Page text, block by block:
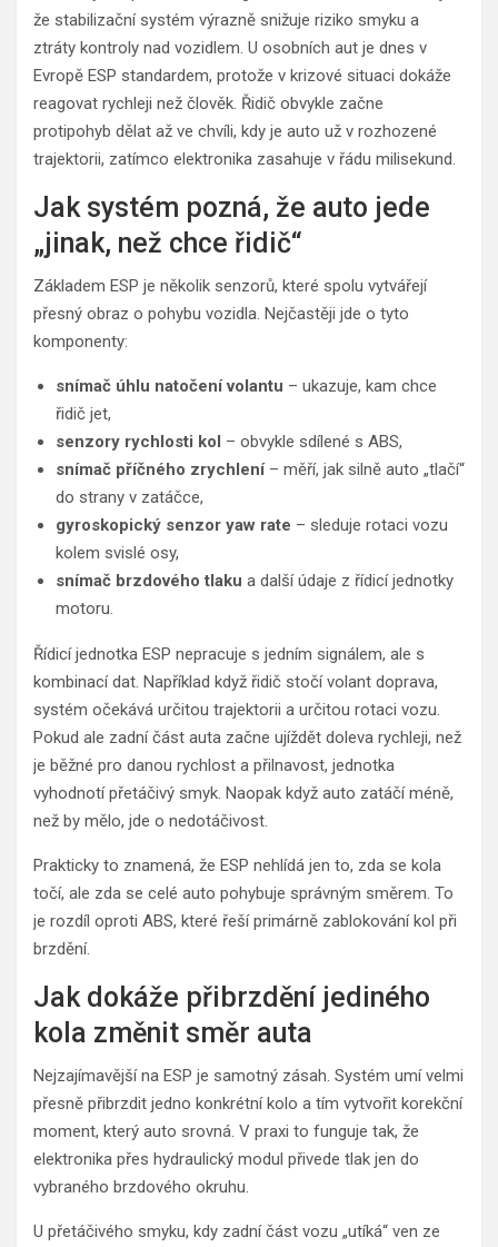
že stabilizační systém výrazně snižuje riziko smyku a
ztráty kontroly nad vozidlem. U osobních aut je dnes v
Evropě ESP standardem, protože v krizové situaci dokáže
reagovat rychleji než člověk. Řidič obvykle začne
protipohyb dělat až ve chvíli, kdy je auto už v rozhozené
trajektorii, zatímco elektronika zasahuje v řádu milisekund.
Jak systém pozná, že auto jede
„jinak, než chce řidič“
Základem ESP je několik senzorů, které spolu vytvářejí
přesný obraz o pohybu vozidla. Nejčastěji jde o tyto
komponenty:
snímač úhlu natočení volantu – ukazuje, kam chce
řidič jet,
senzory rychlosti kol – obvykle sdílené s ABS,
snímač příčného zrychlení– měří, jak silně auto „tlačí“
do strany v zatáčce,
gyroskopický senzor yaw rate – sleduje rotaci vozu
kolem svislé osy,
snímač brzdového tlaku a další údaje z řídicí jednotky
motoru.
Řídicí jednotka ESP nepracuje s jedním signálem, ale s
kombinací dat. Například když řidič stočí volant doprava,
systém očekává určitou trajektorii a určitou rotaci vozu.
Pokud ale zadní část auta začne ujíždět doleva rychleji, než
je běžné pro danou rychlost a přilnavost, jednotka
vyhodnotí přetáčivý smyk. Naopak když auto zatáčí méně,
než by mělo, jde o nedotáčivost.
Prakticky to znamená, že ESP nehlídá jen to, zda se kola
točí, ale zda se celé auto pohybuje správným směrem. To
je rozdíl oproti ABS, které řeší primárně zablokování kol při
brzdění.
Jak dokáže přibrzdění jediného
kola změnit směr auta
Nejzajímavější na ESP je samotný zásah. Systém umí velmi
přesně přibrzdit jedno konkrétní kolo a tím vytvořit korekční
moment, který auto srovná. V praxi to funguje tak, že
elektronika přes hydraulický modul přivede tlak jen do
vybraného brzdového okruhu.
U přetáčivého smyku, kdy zadní část vozu „utíká“ ven ze